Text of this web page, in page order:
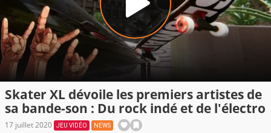
Skater XL dévoile les premiers artistes de
sa bande-son : Du rock indé et de l'électro
17 juillet 2020 JEU VIDÉO NEWS